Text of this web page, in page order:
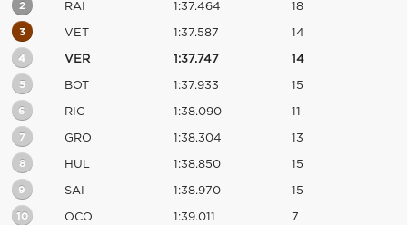
2 RAI 1:37.464 18
3 VET 1:37.587 14
4 VER 1:37.747 14
5 BOT 1:37.933 15
6 RIC 1:38.090 11
7 GRO 1:38.304 13
8 HUL 1:38.850 15
9 SAI 1:38.970 15
10 OCO 1:39.011 7